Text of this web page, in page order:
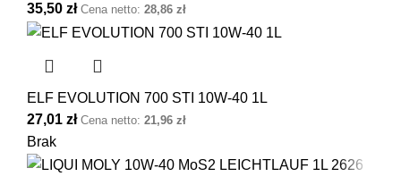
35,50 zł Cena netto: 28,86 zł
ELF EVOLUTION 700 STI 10W-40 1L
27,01 zł Cena netto: 21,96 zł
Brak